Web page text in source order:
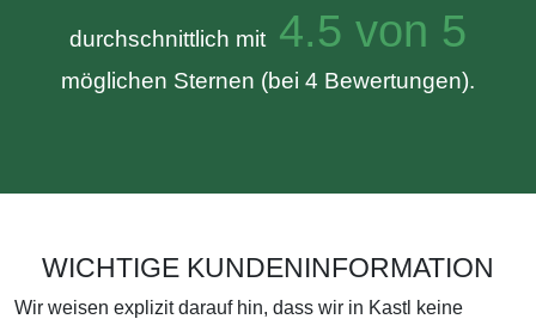
durchschnittlich mit 4.5 von 5
möglichen Sternen (bei 4 Bewertungen).
WICHTIGE KUNDENINFORMATION
Wir weisen explizit darauf hin, dass wir in Kastl keine